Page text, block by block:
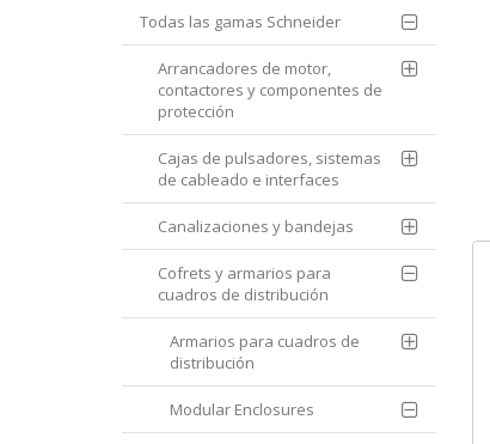
Todas las gamas Schneider
Arrancadores de motor,
contactores y componentes de
protección
Cajas de pulsadores, sistemas
de cableado e interfaces
Canalizaciones y bandejas
Cofrets y armarios para
cuadros de distribución
Armarios para cuadros de
distribución
Modular Enclosures